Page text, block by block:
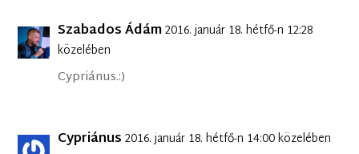
Szabados Ádám2016. január 18. hétfő-n 12:28
közelében
Cypriánus.:)
Cypriánus 2016. január 18. hétfő-n 14:00 közelében